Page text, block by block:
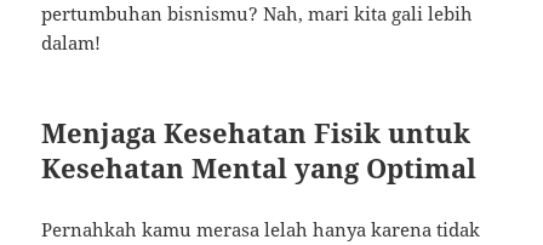
pertumbuhan bisnismu? Nah, mari kita gali lebih
dalam!
Menjaga Kesehatan Fisik untuk
Kesehatan Mental yang Optimal
Pernahkah kamu merasa lelah hanya karena tidak